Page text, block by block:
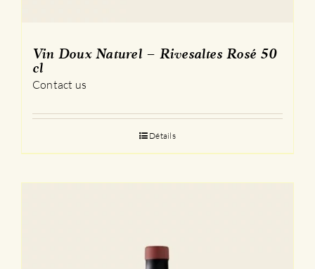
Vin Doux Naturel – Rivesaltes Rosé 50
cl
Contact us
Détails